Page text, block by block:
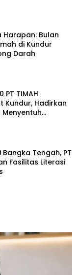
Harapan: Bulan
di Kundur
Darah
PT TIMAH
Kundur, Hadirkan
Tengah, PT
Fasilitas Literasi